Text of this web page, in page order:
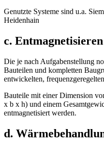
Genutzte Systeme sind u.a.
Heidenhain
c.
Die je nach Aufgabenstellung
Bauteilen und kompletten
entwickelten,
Bauteile mit einer Dimension
x b x h) und einem
entmagnetisiert werden.
d.